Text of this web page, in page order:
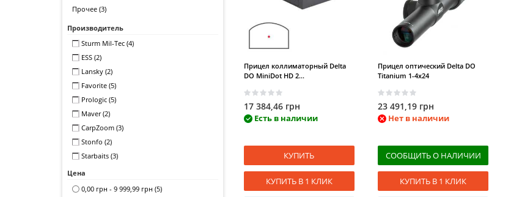
Прочее (3)
Производитель
Sturm Mil-Tec (4)
ESS (2)
Lansky (2)
Favorite (5)
Prologic (5)
Maver(2)
CarpZoom (3)
Stonfo (2)
Starbaits (3)
Gardner
Цена
0,00 грн - 9 999,99 грн (5)
Прицел коллиматорный Delta
DO MiniDot HD 2...
17 384,46 грн
Есть в наличии
КУПИТЬ
КУПИТЬ В 1 КЛИК
Прицел оптический Delta DO
Titanium 1-4x24
23 491,19 грн
Нет в наличии
СООБЩИТЬ О НАЛИЧИИ
КУПИТЬ В 1 КЛИК